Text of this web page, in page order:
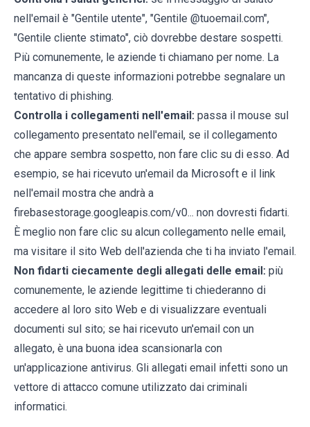
nell'email è "Gentile utente", "Gentile @tuoemail.com",
"Gentile cliente stimato", ciò dovrebbe destare sospetti.
Più comunemente, le aziende ti chiamano per nome. La
mancanza di queste informazioni potrebbe segnalare un
tentativo di phishing.
Controlla i collegamenti nell'email: passa il mouse sul
collegamento presentato nell'email, se il collegamento
che appare sembra sospetto, non fare clic su di esso. Ad
esempio, se hai ricevuto un'email da Microsoft e il link
nell'email mostra che andrà a
firebasestorage.googleapis.com/v0... non dovresti fidarti.
È meglio non fare clic su alcun collegamento nelle email,
ma visitare il sito Web dell'azienda che ti ha inviato l'email.
Non fidarti ciecamente degli allegati delle email: più
comunemente, le aziende legittime ti chiederanno di
accedere al loro sito Web e di visualizzare eventuali
documenti sul sito; se hai ricevuto un'email con un
allegato, è una buona idea scansionarla con
un'applicazione antivirus. Gli allegati email infetti sono un
vettore di attacco comune utilizzato dai criminali
informatici.